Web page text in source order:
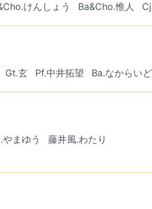
けんしょう Ba&Cho.惟人
Gt.玄 Pf.中井拓望 Ba.なからいど
やまゆう
藤井風.わたり